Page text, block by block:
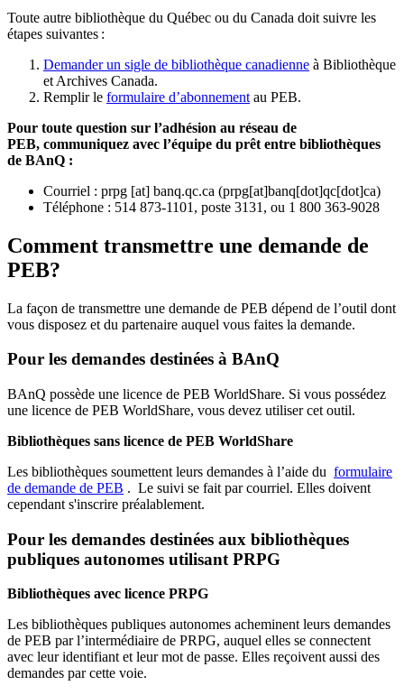
Toute autre bibliothèque du Québec ou du Canada doit suivre les
étapes suivantes :
Demander un sigle de bibliothèque canadienne à Bibliothèque
et Archives Canada.
Remplir le formulaire d’abonnement au PEB.
Pour toute question sur l’adhésion au réseau de
PEB, communiquez avec l’équipe du prêt entre bibliothèques
de BAnQ :
Courriel : prpg [at] banq.qc.ca (prpg[at]banq[dot]qc[dot]ca)
Téléphone : 514 873-1101, poste 3131, ou 1 800 363-9028
Comment transmettre une demande de
PEB?
La façon de transmettre une demande de PEB dépend de l’outil dont
vous disposez et du partenaire auquel vous faites la demande.
Pour les demandes destinées à BAnQ
BAnQ possède une licence de PEB WorldShare. Si vous possédez
une licence de PEB WorldShare, vous devez utiliser cet outil.
Bibliothèques sans licence de PEB WorldShare
Les bibliothèques soumettent leurs demandes à l’aide du formulaire
de demande de PEB . Le suivi se fait par courriel. Elles doivent
cependant s'inscrire préalablement.
Pour les demandes destinées aux bibliothèques
publiques autonomes utilisant PRPG
Bibliothèques avec licence PRPG
Les bibliothèques publiques autonomes acheminent leurs demandes
de PEB par l’intermédiaire de PRPG, auquel elles se connectent
avec leur identifiant et leur mot de passe. Elles reçoivent aussi des
demandes par cette voie.